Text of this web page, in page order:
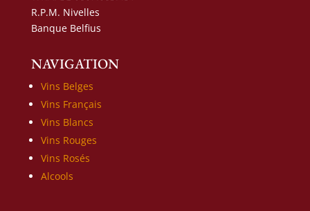
R.P.M. Nivelles
Banque Belfius
NAVIGATION
Vins Belges
Vins Français
Vins Blancs
Vins Rouges
Vins Rosés
Alcools